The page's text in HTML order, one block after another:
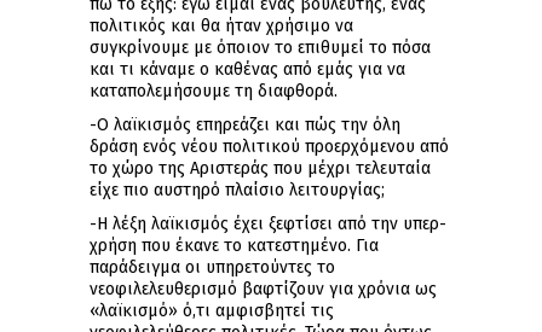
πώ το εξής: εγώ είμαι ένας βουλευτής, ένας
πολιτικός και θα ήταν χρήσιμο να
συγκρίνουμε με όποιον το επιθυμεί το πόσα
και τι κάναμε ο καθένας από εμάς για να
καταπολεμήσουμε τη διαφθορά.
-Ο λαϊκισμός επηρεάζει και πώς την όλη
δράση ενός νέου πολιτικού προερχόμενου από
το χώρο της Αριστεράς που μέχρι τελευταία
είχε πιο αυστηρό πλαίσιο λειτουργίας;
-Η λέξη λαϊκισμός έχει ξεφτίσει από την υπερ-
χρήση που έκανε το κατεστημένο. Για
παράδειγμα οι υπηρετούντες το
νεοφιλελευθερισμό βαφτίζουν για χρόνια ως
«λαϊκισμό» ό,τι αμφισβητεί τις